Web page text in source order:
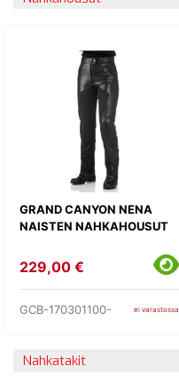
GRAND CANYON NENA
NAISTEN NAHKAHOUSUT
229,00 €
GCB-170301100- ei varastossa
Nahkatakit